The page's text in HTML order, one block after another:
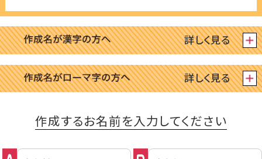
作成するお名前を入力してください